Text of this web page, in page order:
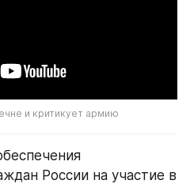
и критикует армию
России на участие в